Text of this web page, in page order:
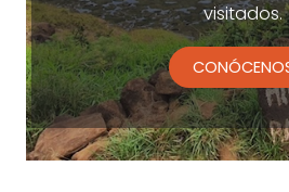
visitados.